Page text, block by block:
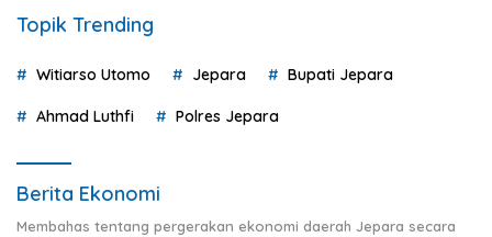
Topik Trending
Witiarso Utomo Jepara Bupati Jepara
Ahmad Luthfi Polres Jepara
Berita Ekonomi
Membahas tentang pergerakan ekonomi daerah Jepara secara